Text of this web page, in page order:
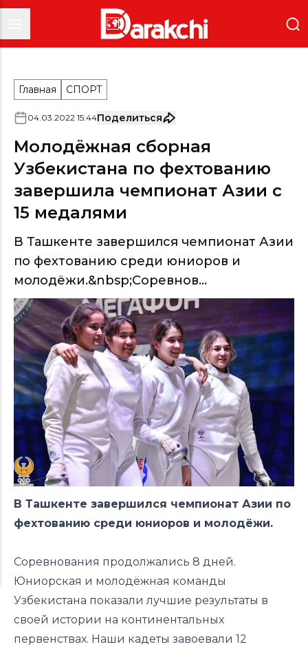
Главная СПОРТ
04.03.2022 15:44Поделиться
Молодёжная сборная
Узбекистана по фехтованию
завершила чемпионат Азии с
15 медалями
В Ташкенте завершился чемпионат Азии
по фехтованию среди юниоров и
молодёжи.&nbsp;Соревнов...
В Ташкенте завершился чемпионат Азии по
фехтованию среди юниоров и молодёжи.
Соревнования продолжались 8 дней.
Юниорская и молодёжная команды
Узбекистана показали лучшие результаты в
своей истории на континентальных
первенствах. Наши кадеты завоевали 12